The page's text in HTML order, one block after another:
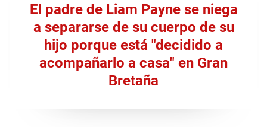
El padre de Liam Payne se niega
a separarse de su cuerpo de su
hijo porque está "decidido a
acompañarlo a casa" en Gran
Bretaña